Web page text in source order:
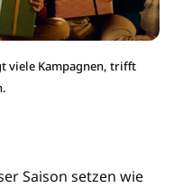
viele Kampagnen, trifft
Saison setzen wie